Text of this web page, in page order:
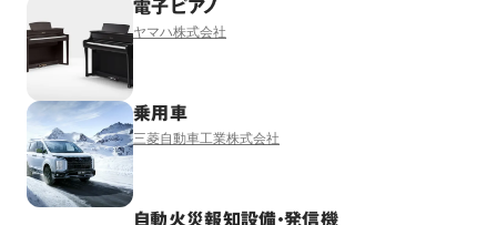
電子ピアノ
ヤマハ株式会社
乗用車
三菱自動車工業株式会社
自動火災報知設備・発信機